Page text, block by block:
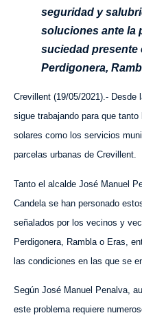
seguridad y
soluciones ante la
suciedad presente
Perdigonera,
Crevillent (19/05/2021).-
sigue trabajando para que
solares como los servicios
parcelas urbanas de Crevillent.
Tanto el alcalde José Manuel
Candela se han personado
señalados por los vecinos y
Perdigonera, Rambla o Eras,
las condiciones en las que se
Según José Manuel Penalva,
este problema requiere